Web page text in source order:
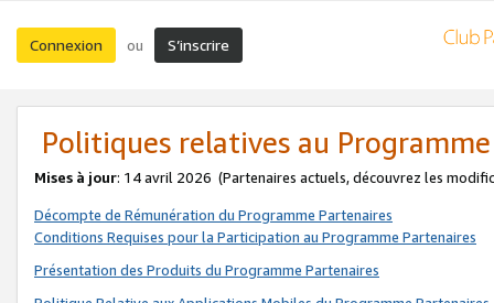
Connexion ou S’inscrire
Politiques relatives au
Mises à jour: 14 avril 2026 (Partenaires actuels, découvrez les
Décompte de Rémunération du Programme Partenaires
Conditions Requises pour la Participation au Programme Partenaires
Présentation des Produits du Programme Partenaires